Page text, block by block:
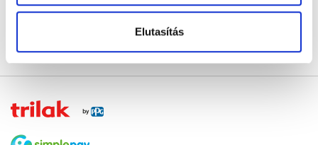
Elutasítás
KEZDŐLAP